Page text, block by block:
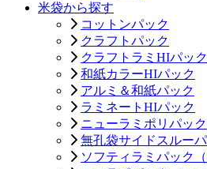
米袋から探す
コットンパック
クラフトパック
クラフトラミHIパック
和紙カラーHIパック
アルミ＆和紙パック
ラミネートHIパック
ニューラミポリパック
無孔袋サイドスルー
ソフティラミパック（